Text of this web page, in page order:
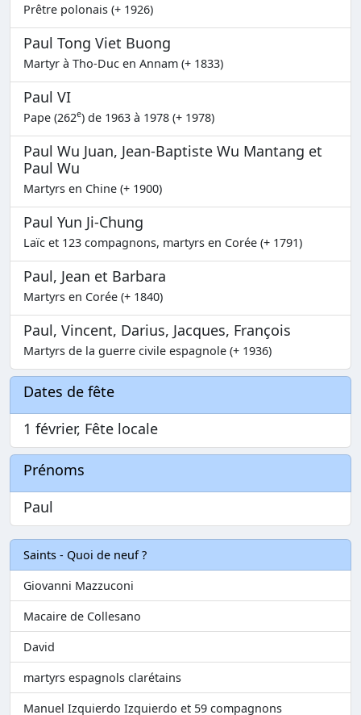
Prêtre polonais (+ 1926)
Paul Tong Viet Buong
Martyr à Tho-Duc en Annam (+ 1833)
Paul VI
Pape (262e) de 1963 à 1978 (+ 1978)
Paul Wu Juan, Jean-Baptiste Wu Mantang et
Paul Wu
Martyrs en Chine (+ 1900)
Paul Yun Ji-Chung
Laïc et 123 compagnons, martyrs en Corée (+ 1791)
Paul, Jean et Barbara
Martyrs en Corée (+ 1840)
Paul, Vincent, Darius, Jacques, François
Martyrs de la guerre civile espagnole (+ 1936)
Dates de fête
1 février, Fête locale
Prénoms
Paul
Saints - Quoi de neuf ?
Giovanni Mazzuconi
Macaire de Collesano
David
martyrs espagnols clarétains
Manuel Izquierdo Izquierdo et 59 compagnons